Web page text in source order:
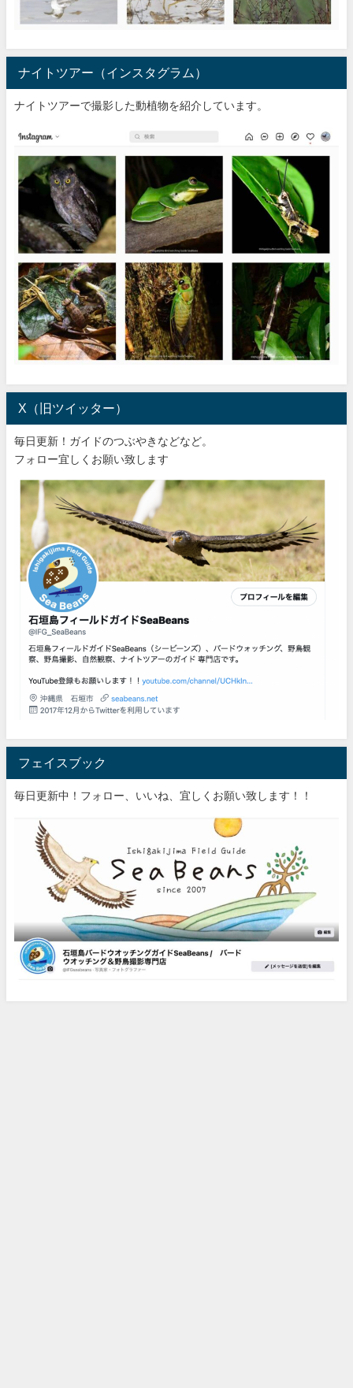
ナイトツアー（インスタグラム）
ナイトツアーで撮影した動植物を紹介しています。
X（旧ツイッター）
毎日更新！ガイドのつぶやきなどなど。
フォロー宜しくお願い致します
フェイスブック
毎日更新中！フォロー、いいね、宜しくお願い致します！！